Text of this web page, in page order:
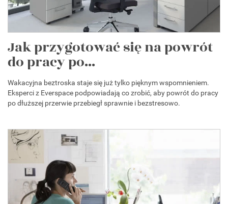
Jak przygotować się na powrót
do pracy po...
Wakacyjna beztroska staje się już tylko pięknym wspomnieniem.
Eksperci z Everspace podpowiadają co zrobić, aby powrót do pracy
po dłuższej przerwie przebiegł sprawnie i bezstresowo.